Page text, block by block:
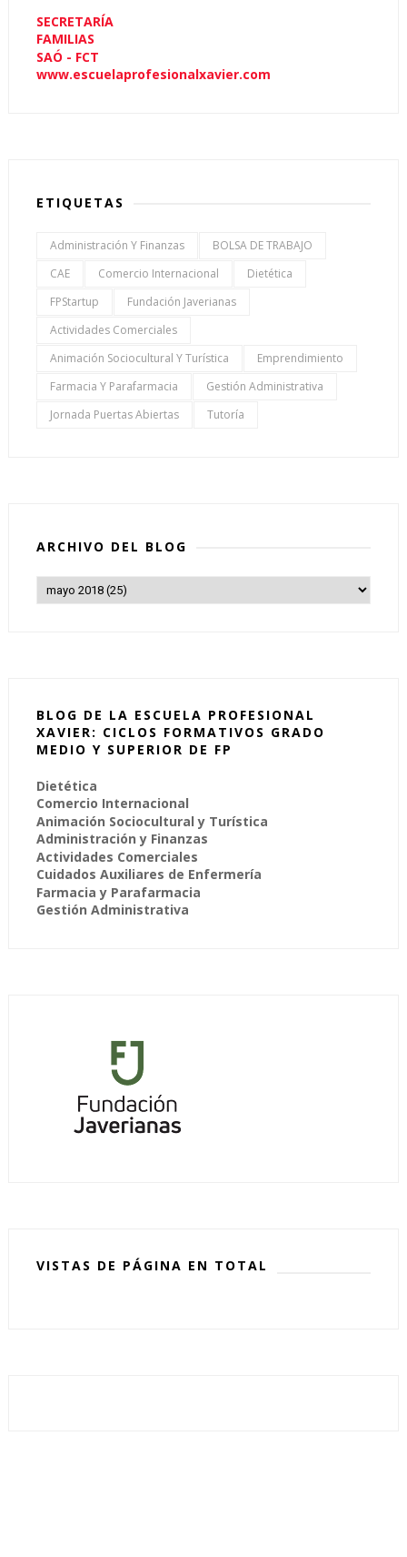
SECRETARÍA
FAMILIAS
SAÓ - FCT
www.escuelaprofesionalxavier.com
ETIQUETAS
Administración Y Finanzas
BOLSA DE TRABAJO
CAE
Comercio Internacional
Dietética
FPStartup
Fundación Javerianas
Actividades Comerciales
Animación Sociocultural Y Turística
Emprendimiento
Farmacia Y Parafarmacia
Gestión Administrativa
Jornada Puertas Abiertas
Tutoría
ARCHIVO DEL BLOG
BLOG DE LA ESCUELA PROFESIONAL
XAVIER: CICLOS FORMATIVOS GRADO
MEDIO Y SUPERIOR DE FP
Dietética
Comercio Internacional
Animación Sociocultural y Turística
Administración y Finanzas
Actividades Comerciales
Cuidados Auxiliares de Enfermería
Farmacia y Parafarmacia
Gestión Administrativa
VISTAS DE PÁGINA EN TOTAL